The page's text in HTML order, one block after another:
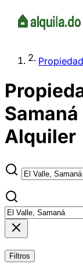
Alquiler
Filtros